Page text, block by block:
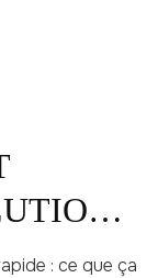
: ce que ça